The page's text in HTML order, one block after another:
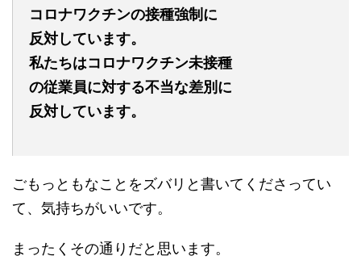
コロナワクチンの接種強制に
反対しています。
私たちはコロナワクチン未接種
の従業員に対する不当な差別に
反対しています。
ごもっともなことをズバリと書いてくださってい
て、気持ちがいいです。
まったくその通りだと思います。